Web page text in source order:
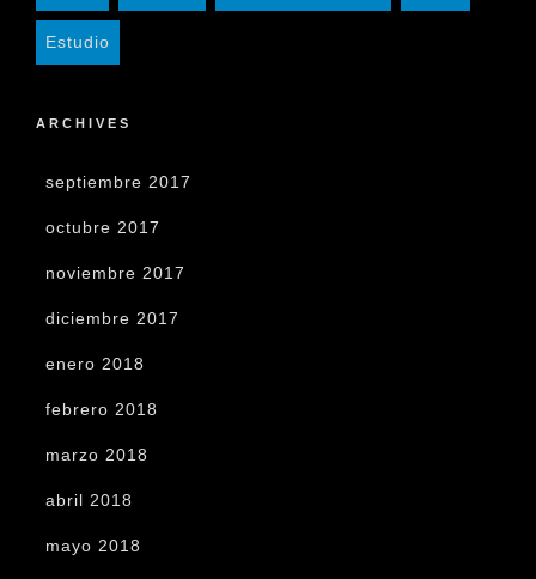
Estudio
ARCHIVES
septiembre 2017
octubre 2017
noviembre 2017
diciembre 2017
enero 2018
febrero 2018
marzo 2018
abril 2018
mayo 2018